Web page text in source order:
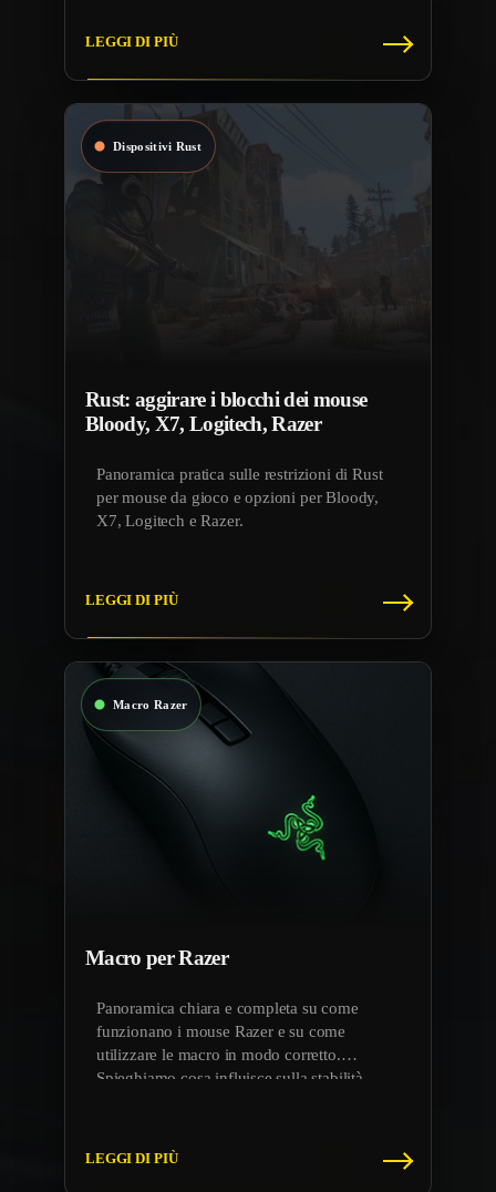
LEGGI DI PIÙ
Rust: aggirare i blocchi dei mouse
Bloody, X7, Logitech, Razer
Panoramica pratica sulle restrizioni di Rust
per mouse da gioco e opzioni per Bloody,
X7, Logitech e Razer.
LEGGI DI PIÙ
Macro per Razer
Panoramica chiara e completa su come
funzionano i mouse Razer e su come
utilizzare le macro in modo corretto.
Spieghiamo cosa influisce sulla stabilità,
LEGGI DI PIÙ